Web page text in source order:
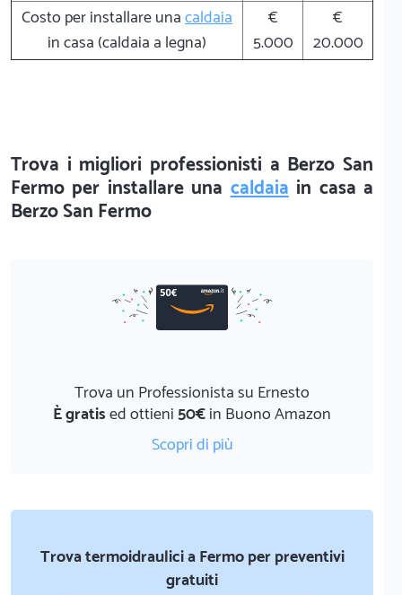
Costo per installare unacaldaia
in casa (caldaia a legna)
€
5.000
€
20.000
Trova i migliori professionisti a Berzo San
Fermo per installare unacaldaiain casa a
Berzo San Fermo
Trova un Professionista su Ernesto
È gratised ottieni50€in Buono Amazon
Scopri di più
Trova termoidraulici a Fermo per preventivi
gratuiti